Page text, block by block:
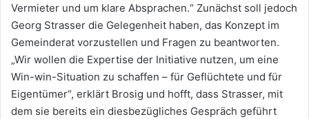
Vermieter und um klare Absprachen.“ Zunächst soll jedoch
Georg Strasser die Gelegenheit haben, das Konzept im
Gemeinderat vorzustellen und Fragen zu beantworten.
„Wir wollen die Expertise der Initiative nutzen, um eine
Win-win-Situation zu schaffen – für Geflüchtete und für
Eigentümer“, erklärt Brosig und hofft, dass Strasser, mit
dem sie bereits ein diesbezügliches Gespräch geführt